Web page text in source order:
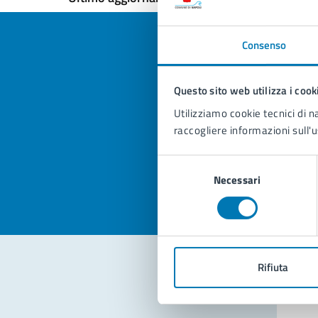
Consenso
Questo sito web utilizza i
Utilizziamo cookie tecnici di
raccogliere informazioni
Necessari
Rifiuta